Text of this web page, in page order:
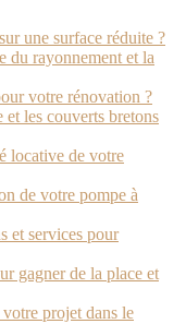
une surface réduite ?
du rayonnement et la
votre rénovation ?
les couverts bretons
locative de votre
de votre pompe à
et services pour
gagner de la place et
projet dans le